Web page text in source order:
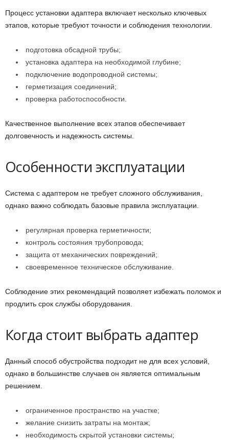
Процесс установки адаптера включает несколько ключевых
этапов, которые требуют точности и соблюдения технологии.
подготовка обсадной трубы;
установка адаптера на необходимой глубине;
подключение водопроводной системы;
герметизация соединений;
проверка работоспособности.
Качественное выполнение всех этапов обеспечивает
долговечность и надежность системы.
Особенности эксплуатации
Система с адаптером не требует сложного обслуживания,
однако важно соблюдать базовые правила эксплуатации.
регулярная проверка герметичности;
контроль состояния трубопровода;
защита от механических повреждений;
своевременное техническое обслуживание.
Соблюдение этих рекомендаций позволяет избежать поломок и
продлить срок службы оборудования.
Когда стоит выбрать адаптер
Данный способ обустройства подходит не для всех условий,
однако в большинстве случаев он является оптимальным
решением.
ограниченное пространство на участке;
желание снизить затраты на монтаж;
необходимость скрытой установки системы;